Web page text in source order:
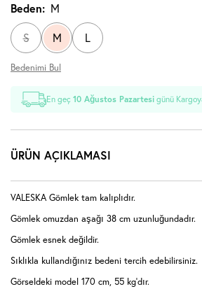
Beden: M
S M L
Bedenimi Bul
En geç10 Ağustos Pazartesi günü
ÜRÜN AÇIKLAMASI
VALESKA Gömlek tam kalıplıdır.
Gömlek omuzdan aşağı 38 cm uzunluğundadır.
Gömlek esnek değildir.
Sıklıkla kullandığınız bedeni tercih edebilirsiniz.
Görseldeki model 170 cm, 55 kg'dır.